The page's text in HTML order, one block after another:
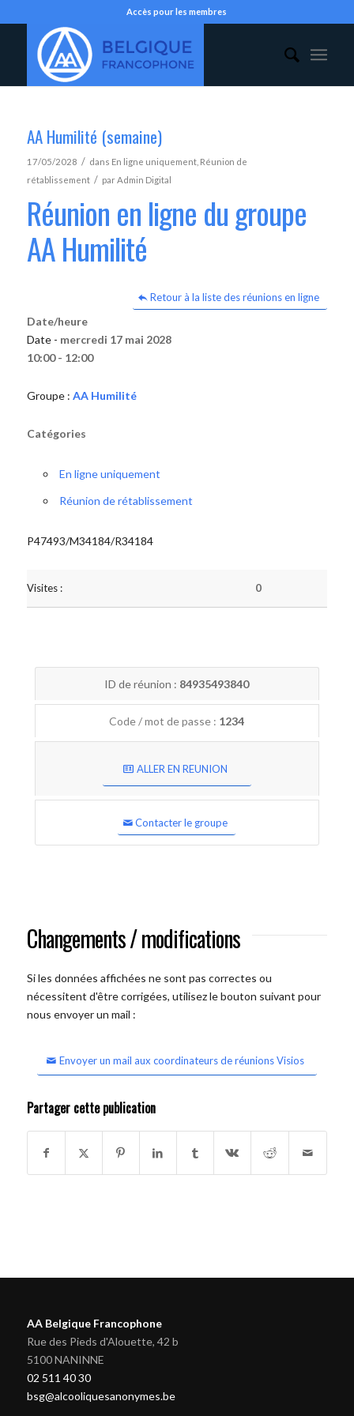
Accès pour les membres
AA Humilité (semaine)
17/05/2028 / dans En ligne uniquement, Réunion de
rétablissement / parAdmin Digital
Réunion en ligne du groupe
AA Humilité
Retour à la liste des réunions en ligne
Date/heure
Date - mercredi 17 mai 2028
10:00 - 12:00
Groupe : AA Humilité
Catégories
En ligne uniquement
Réunion de rétablissement
P47493/M34184/R34184
Visites : 0
ID de réunion : 84935493840
Code / mot de passe : 1234
ALLER EN REUNION
Contacter le groupe
Changements / modifications
Si les données affichées ne sont pas correctes ou
nécessitent d'être corrigées, utilisez le bouton suivant pour
nous envoyer un mail :
Envoyer un mail aux coordinateurs de réunions Visios
Partager cette publication
AA Belgique Francophone
Rue des Pieds d'Alouette, 42 b
5100 NANINNE
02 511 40 30
bsg@alcooliquesanonymes.be